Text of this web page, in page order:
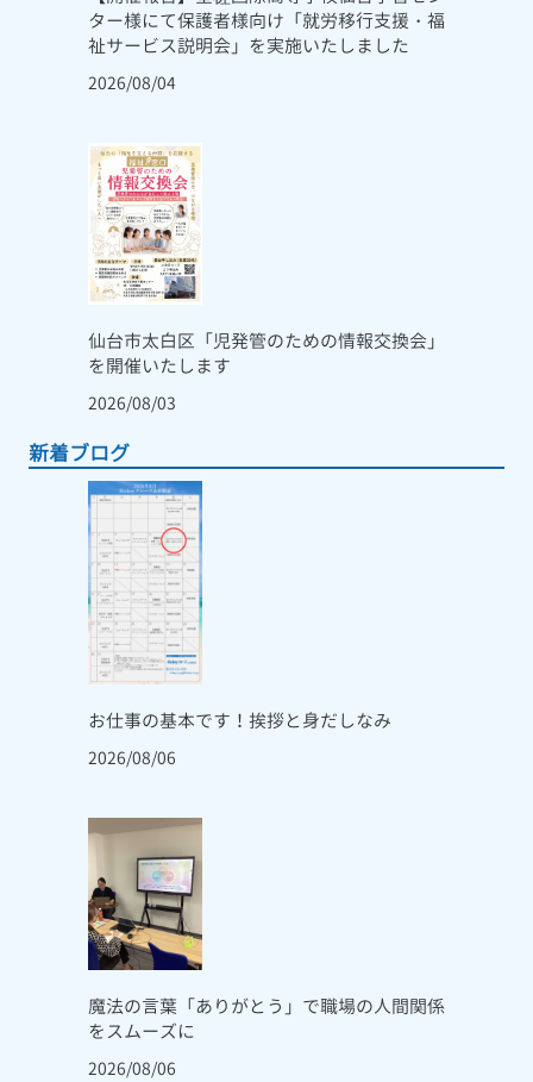
ター様にて保護者様向け「就労移行支援・福
祉サービス説明会」を実施いたしました
2026/08/04
仙台市太白区「児発管のための情報交換会」
を開催いたします
2026/08/03
新着ブログ
お仕事の基本です！挨拶と身だしなみ
2026/08/06
魔法の言葉「ありがとう」で職場の人間関係
をスムーズに
2026/08/06